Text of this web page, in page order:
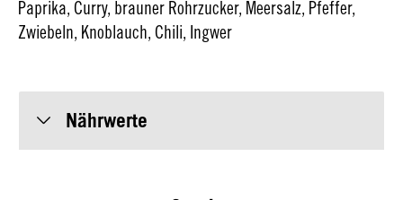
Paprika, Curry, brauner Rohrzucker, Meersalz, Pfeffer,
Zwiebeln, Knoblauch, Chili, Ingwer
Nährwerte